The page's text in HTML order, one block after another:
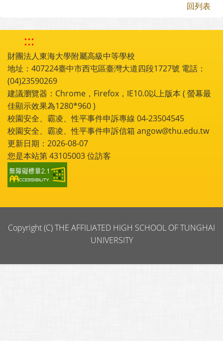
回列表
:::
財團法人東海大學附屬高級中等學校
地址：407224臺中市西屯區臺灣大道四段1727號 電話：
(04)23590269
建議瀏覽器：Chrome，Firefox，IE10.0以上版本 ( 螢幕最
佳顯示效果為1280*960 )
校園安全、霸凌、性平事件申訴專線 04-23504545
校園安全、霸凌、性平事件申訴信箱 angow@thu.edu.tw
更新日期：2026-08-07
您是本站第43105003位訪客
Copyright (C) THE AFFILIATED HIGH SCHOOL OF TUNGHAI
UNIVERSITY